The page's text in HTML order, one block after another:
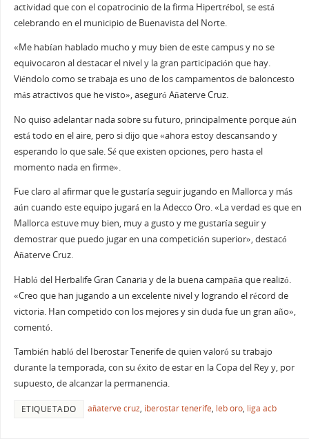
actividad que con el copatrocinio de la firma Hipertrébol, se está
celebrando en el municipio de Buenavista del Norte.
«Me habían hablado mucho y muy bien de este campus y no se
equivocaron al destacar el nivel y la gran participación que hay.
Viéndolo como se trabaja es uno de los campamentos de baloncesto
más atractivos que he visto», aseguró Añaterve Cruz.
No quiso adelantar nada sobre su futuro, principalmente porque aún
está todo en el aire, pero si dijo que «ahora estoy descansando y
esperando lo que sale. Sé que existen opciones, pero hasta el
momento nada en firme».
Fue claro al afirmar que le gustaría seguir jugando en Mallorca y más
aún cuando este equipo jugará en la Adecco Oro. «La verdad es que en
Mallorca estuve muy bien, muy a gusto y me gustaría seguir y
demostrar que puedo jugar en una competición superior», destacó
Añaterve Cruz.
Habló del Herbalife Gran Canaria y de la buena campaña que realizó.
«Creo que han jugando a un excelente nivel y logrando el récord de
victoria. Han competido con los mejores y sin duda fue un gran año»,
comentó.
También habló del Iberostar Tenerife de quien valoró su trabajo
durante la temporada, con su éxito de estar en la Copa del Rey y, por
supuesto, de alcanzar la permanencia.
ETIQUETADO añaterve cruz, iberostar tenerife, leb oro, liga acb